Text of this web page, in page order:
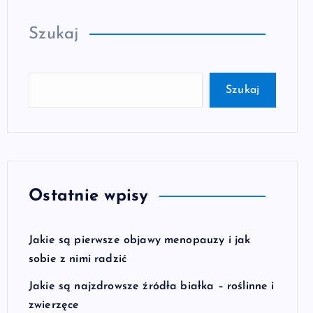
Szukaj
Szukaj
Ostatnie wpisy
Jakie są pierwsze objawy menopauzy i jak
sobie z nimi radzić
Jakie są najzdrowsze źródła białka – roślinne i
zwierzęce